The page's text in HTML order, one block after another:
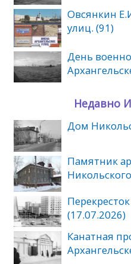
Овсянкин
улиц. (91)
День
Недавно
Дом
Памятник
(17.07.2026)
Канатная